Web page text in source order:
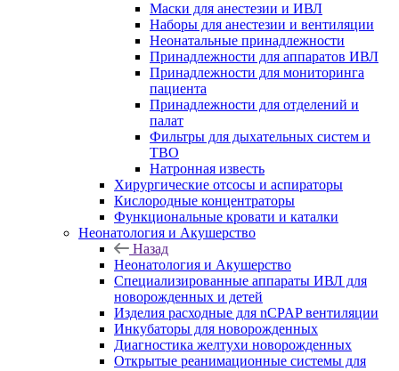
Маски для анестезии и ИВЛ
Наборы для анестезии и вентиляции
Неонатальные принадлежности
Принадлежности для аппаратов ИВЛ
Принадлежности для мониторинга
пациента
Принадлежности для отделений и
палат
Фильтры для дыхательных систем и
ТВО
Натронная известь
Хирургические отсосы и аспираторы
Кислородные концентраторы
Функциональные кровати и каталки
Неонатология и Акушерство
Назад
Неонатология и Акушерство
Специализированные аппараты ИВЛ для
новорожденных и детей
Изделия расходные для nCPAP вентиляции
Инкубаторы для новорожденных
Диагностика желтухи новорожденных
Открытые реанимационные системы для